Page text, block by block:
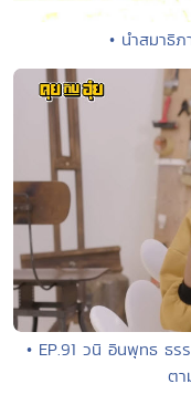
• นำสมาธิภ
• EP.91 วนิ อินพุทธ ธ
ต